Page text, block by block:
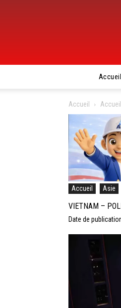
Accueil
Accueil Accueil
Accueil Asie
VIETNAM –
Date de